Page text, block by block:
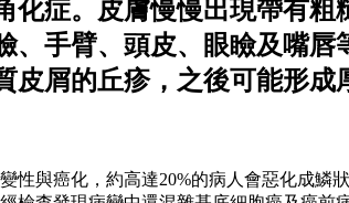
症。皮膚慢慢出現帶有
手臂、頭皮、眼瞼及嘴
屑的丘疹，之後可能形成
與癌化，約高達20%的病人會惡化成